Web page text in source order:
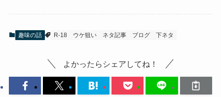
趣味の話 R-18 ウケ狙い ネタ記事 ブログ 下ネタ
よかったらシェアしてね！